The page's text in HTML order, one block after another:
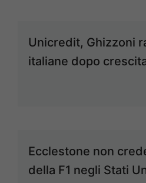
Unicredit, Ghizzoni
italiane dopo
Ecclestone non
della F1 negli Stati